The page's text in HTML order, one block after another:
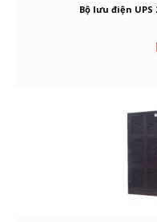
Bộ lưu điện UPS